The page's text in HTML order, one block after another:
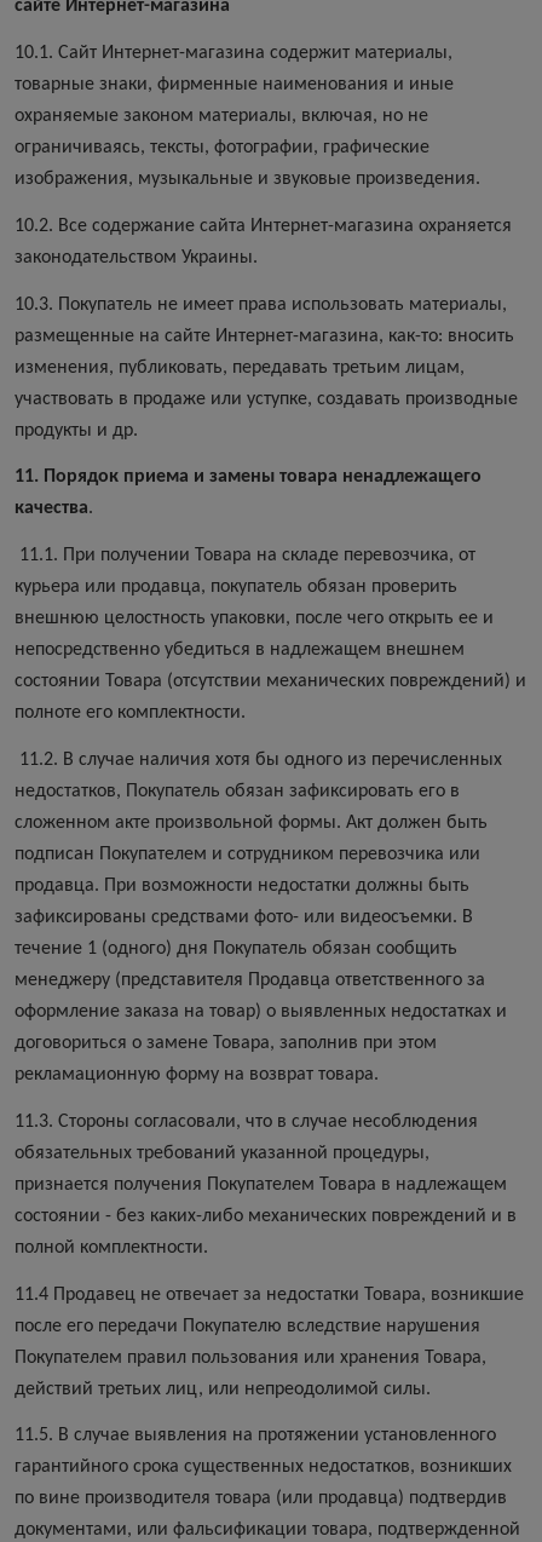
сайте Интернет-магазина
10.1. Сайт Интернет-магазина содержит материалы,
товарные знаки, фирменные наименования и иные
охраняемые законом материалы, включая, но не
ограничиваясь, тексты, фотографии, графические
изображения, музыкальные и звуковые произведения.
10.2. Все содержание сайта Интернет-магазина охраняется
законодательством Украины.
10.3. Покупатель не имеет права использовать материалы,
размещенные на сайте Интернет-магазина, как-то: вносить
изменения, публиковать, передавать третьим лицам,
участвовать в продаже или уступке, создавать производные
продукты и др.
11. Порядок приема и замены товара ненадлежащего
качества.
11.1. При получении Товара на складе перевозчика, от
курьера или продавца, покупатель обязан проверить
внешнюю целостность упаковки, после чего открыть ее и
непосредственно убедиться в надлежащем внешнем
состоянии Товара (отсутствии механических повреждений) и
полноте его комплектности.
11.2. В случае наличия хотя бы одного из перечисленных
недостатков, Покупатель обязан зафиксировать его в
сложенном акте произвольной формы. Акт должен быть
подписан Покупателем и сотрудником перевозчика или
продавца. При возможности недостатки должны быть
зафиксированы средствами фото- или видеосъемки. В
течение 1 (одного) дня Покупатель обязан сообщить
менеджеру (представителя Продавца ответственного за
оформление заказа на товар) о выявленных недостатках и
договориться о замене Товара, заполнив при этом
рекламационную форму на возврат товара.
11.3. Стороны согласовали, что в случае несоблюдения
обязательных требований указанной процедуры,
признается получения Покупателем Товара в надлежащем
состоянии - без каких-либо механических повреждений и в
полной комплектности.
11.4 Продавец не отвечает за недостатки Товара, возникшие
после его передачи Покупателю вследствие нарушения
Покупателем правил пользования или хранения Товара,
действий третьих лиц, или непреодолимой силы.
11.5. В случае выявления на протяжении установленного
гарантийного срока существенных недостатков, возникших
по вине производителя товара (или продавца) подтвердив
документами, или фальсификации товара, подтвержденной